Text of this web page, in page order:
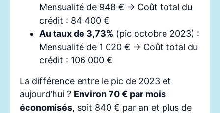
Mensualité de 948 € → Coût total du
crédit : 84 400 €
Au taux de 3,73% (pic octobre 2023) :
Mensualité de 1 020 € → Coût total du
crédit : 106 000 €
La différence entre le pic de 2023 et
aujourd’hui ? Environ 70 € par mois
économisés, soit 840 € par an et plus de